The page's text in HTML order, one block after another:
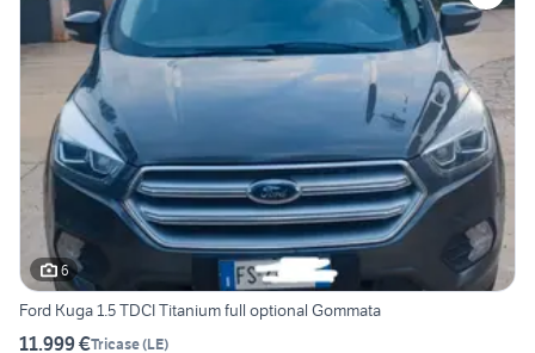
6
Ford Kuga 1.5 TDCI Titanium full optional Gommata
11.999 €Tricase(LE)